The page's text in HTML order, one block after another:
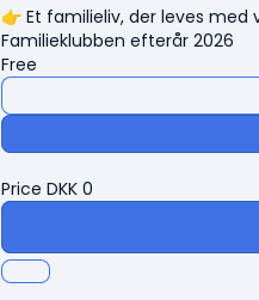
👉 Et familieliv, der leves med
Familieklubben efterår 2026
Free
Price DKK 0